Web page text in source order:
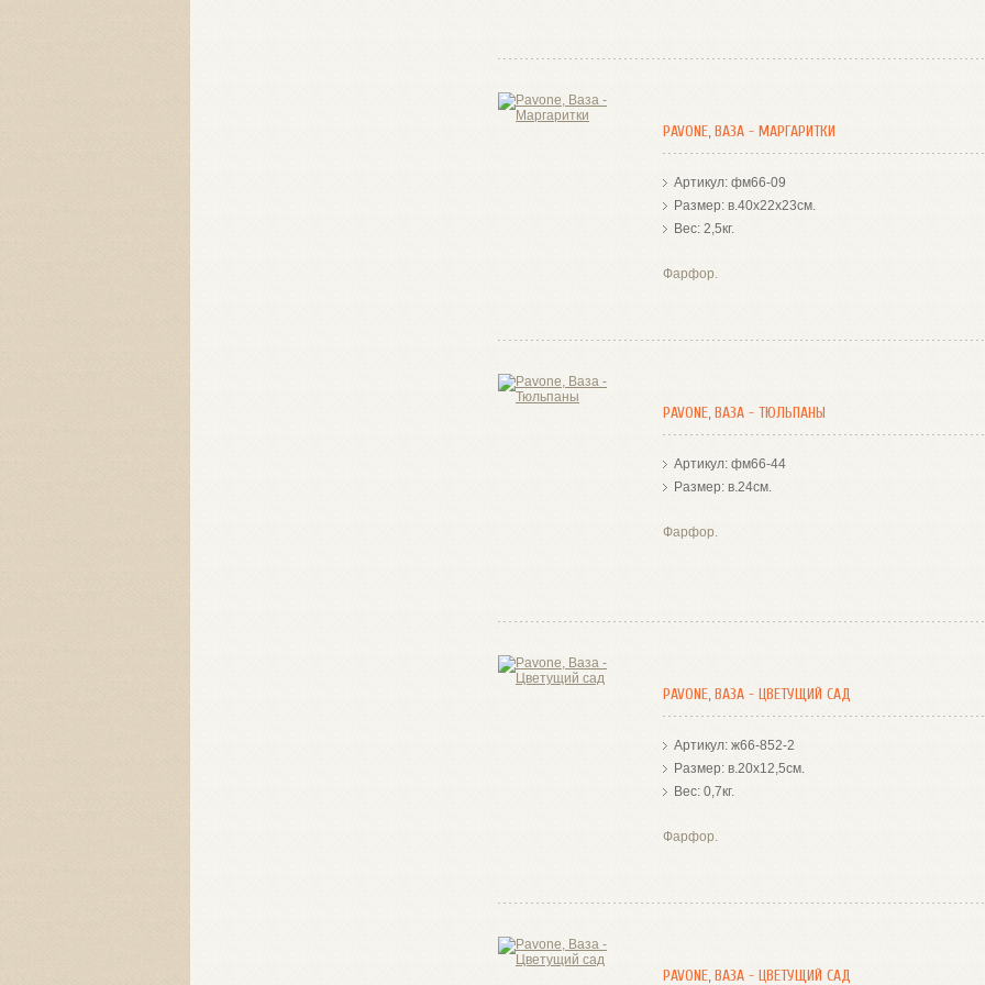
PAVONE, ВАЗА - МАРГАРИТКИ
Артикул: фм66-09
Размер: в.40х22х23см.
Вес: 2,5кг.
Фарфор.
PAVONE, ВАЗА - ТЮЛЬПАНЫ
Артикул: фм66-44
Размер: в.24см.
Фарфор.
PAVONE, ВАЗА - ЦВЕТУЩИЙ САД
Артикул: ж66-852-2
Размер: в.20х12,5см.
Вес: 0,7кг.
Фарфор.
PAVONE, ВАЗА - ЦВЕТУЩИЙ САД